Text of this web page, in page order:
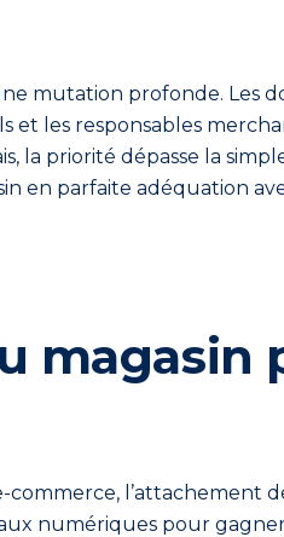
mutation profonde. Les
et les responsables
la priorité dépasse la
en parfaite adéquation
commerce, l’attachement
numériques pour